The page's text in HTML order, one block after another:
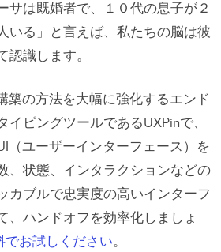
サは既婚者で、１０代の息子が２
いる」と言えば、私たちの脳は彼
認識します。
築の方法を大幅に強化するエンド
イピングツールであるUXPinで、
（ユーザーインターフェース）を
、状態、インタラクションなどの
カブルで忠実度の高いインターフ
、ハンドオフを効率化しましょ
でお試しください。